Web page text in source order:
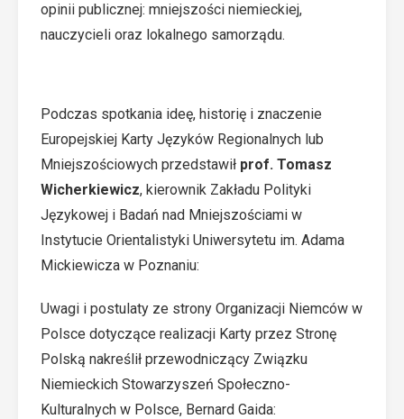
opinii publicznej: mniejszości niemieckiej,
nauczycieli oraz lokalnego samorządu.
Podczas spotkania ideę, historię i znaczenie
Europejskiej Karty Języków Regionalnych lub
Mniejszościowych przedstawił prof. Tomasz
Wicherkiewicz, kierownik Zakładu Polityki
Językowej i Badań nad Mniejszościami w
Instytucie Orientalistyki Uniwersytetu im. Adama
Mickiewicza w Poznaniu:
Uwagi i postulaty ze strony Organizacji Niemców w
Polsce dotyczące realizacji Karty przez Stronę
Polską nakreślił przewodniczący Związku
Niemieckich Stowarzyszeń Społeczno-
Kulturalnych w Polsce, Bernard Gaida: